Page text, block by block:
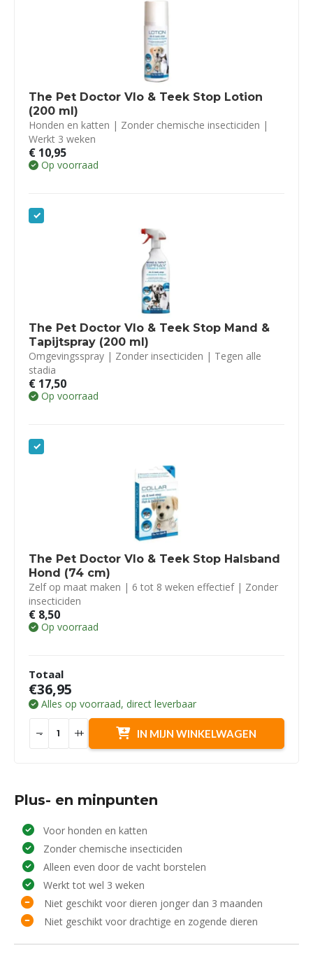
The Pet Doctor Vlo & Teek Stop Lotion
(200 ml)
Honden en katten | Zonder chemische insecticiden |
Werkt 3 weken
€ 10,95
Op voorraad
The Pet Doctor Vlo & Teek Stop Mand &
Tapijtspray (200 ml)
Omgevingsspray | Zonder insecticiden | Tegen alle
stadia
€ 17,50
Op voorraad
The Pet Doctor Vlo & Teek Stop Halsband
Hond (74 cm)
Zelf op maat maken | 6 tot 8 weken effectief | Zonder
insecticiden
€ 8,50
Op voorraad
Totaal
€36,95
Alles op voorraad, direct leverbaar
- + IN MIJN WINKELWAGEN
Plus- en minpunten
Voor honden en katten
Zonder chemische insecticiden
Alleen even door de vacht borstelen
Werkt tot wel 3 weken
Niet geschikt voor dieren jonger dan 3 maanden
Niet geschikt voor drachtige en zogende dieren